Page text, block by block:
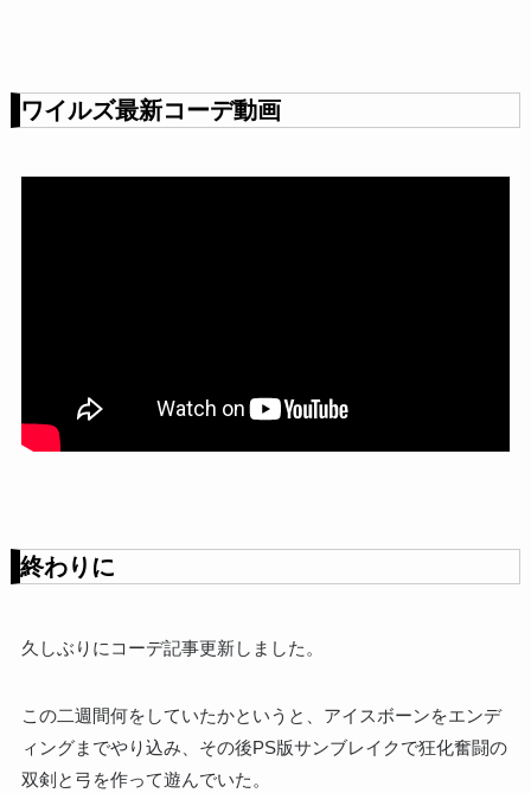
ワイルズ最新コーデ動画
終わりに
久しぶりにコーデ記事更新しました。
この二週間何をしていたかというと、アイスボーンをエンデ
ィングまでやり込み、その後PS版サンブレイクで狂化奮闘の
双剣と弓を作って遊んでいた。